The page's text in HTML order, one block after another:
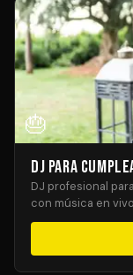
🎂
DJ para
DJ profesional
con música en